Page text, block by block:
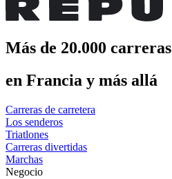
Más de 20.000 carreras
en Francia y más allá
Carreras de carretera
Los senderos
Triatlones
Carreras divertidas
Marchas
Negocio